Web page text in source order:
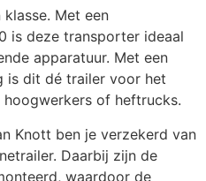
€ 96,80
velg 13inch €217,80
Met een
is deze transporter ideaal
apparatuur. Met een
is dit dé trailer voor het
of heftrucks.
Knott ben je verzekerd van
Daarbij zijn de
waardoor de